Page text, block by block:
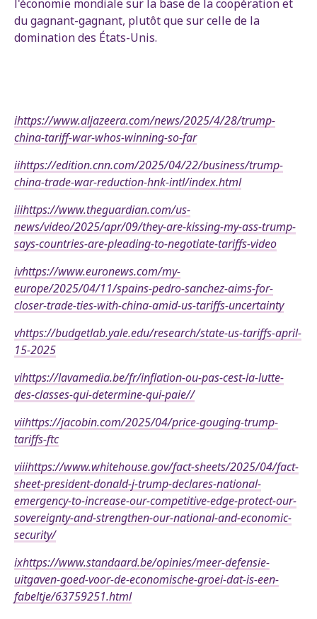
l'économie mondiale sur la base de la coopération et
du gagnant-gagnant, plutôt que sur celle de la
domination des États-Unis.
ihttps://www.aljazeera.com/news/2025/4/28/trump-
china-tariff-war-whos-winning-so-far
iihttps://edition.cnn.com/2025/04/22/business/trump-
china-trade-war-reduction-hnk-intl/index.html
iiihttps://www.theguardian.com/us-
news/video/2025/apr/09/they-are-kissing-my-ass-trump-
says-countries-are-pleading-to-negotiate-tariffs-video
ivhttps://www.euronews.com/my-
europe/2025/04/11/spains-pedro-sanchez-aims-for-
closer-trade-ties-with-china-amid-us-tariffs-uncertainty
vhttps://budgetlab.yale.edu/research/state-us-tariffs-april-
15-2025
vihttps://lavamedia.be/fr/inflation-ou-pas-cest-la-lutte-
des-classes-qui-determine-qui-paie//
viihttps://jacobin.com/2025/04/price-gouging-trump-
tariffs-ftc
viiihttps://www.whitehouse.gov/fact-sheets/2025/04/fact-
sheet-president-donald-j-trump-declares-national-
emergency-to-increase-our-competitive-edge-protect-our-
sovereignty-and-strengthen-our-national-and-economic-
security/
ixhttps://www.standaard.be/opinies/meer-defensie-
uitgaven-goed-voor-de-economische-groei-dat-is-een-
fabeltje/63759251.html